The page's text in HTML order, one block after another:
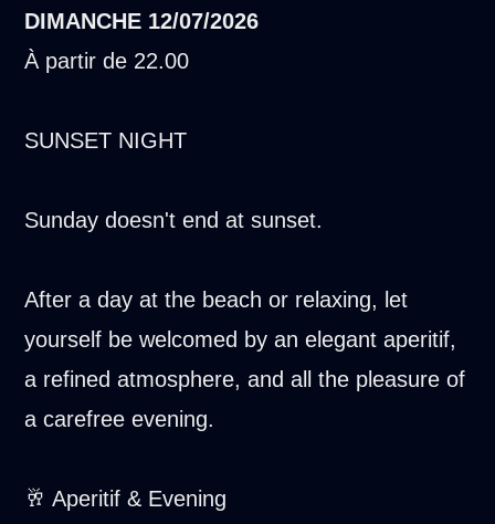
DIMANCHE 12/07/2026
À partir de 22.00
SUNSET NIGHT
Sunday doesn't end at sunset.
After a day at the beach or relaxing, let
yourself be welcomed by an elegant aperitif,
a refined atmosphere, and all the pleasure of
a carefree evening.
🥂 Aperitif & Evening